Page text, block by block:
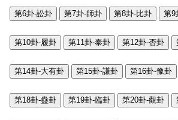
第6卦-訟卦 第7卦-師卦 第8卦-比卦 第9
第10卦-履卦 第11卦-泰卦 第12卦-否卦
第14卦-大有卦 第15卦-謙卦 第16卦-豫卦
第18卦-蠱卦 第19卦-臨卦 第20卦-觀卦